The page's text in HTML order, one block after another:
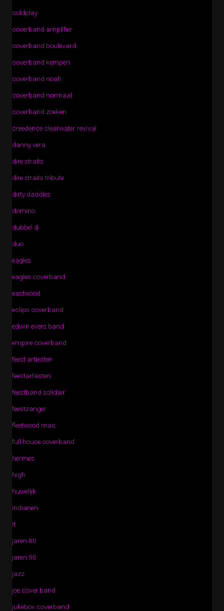
coldplay
coverband amplifier
coverband boulevard
coverband kempen
coverband noah
coverband normaal
coverband zoeken
creedence clearwater revival
danny vera
dire straits
dire straits tribute
dirty daddies
domino
dubbel d
duo
eagles
eagles coverband
eastwood
eclips coverband
edwin evers band
empire coverband
feest artiesten
feestartiesten
feestband solidair
feestzanger
fleetwood mac
full house coverband
hermes
high
huwelijk
indianen
it
jaren 80
jaren 90
jazz
joe cover band
jukebox coverband